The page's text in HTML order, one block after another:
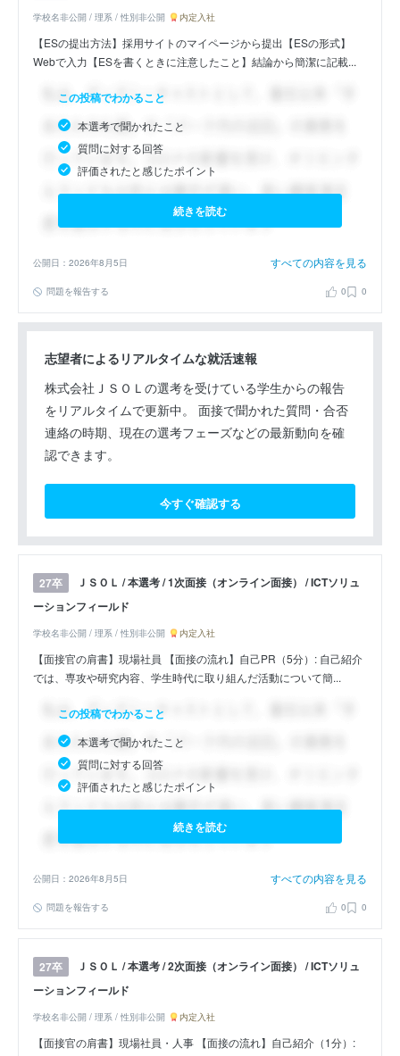
学校名非公開 / 理系 / 性別非公開 内定入社
【ESの提出方法】採用サイトのマイページから提出【ESの形式】
Webで入力【ESを書くときに注意したこと】結論から簡潔に記載...
この投稿でわかること
本選考で聞かれたこと
質問に対する回答
評価されたと感じたポイント
続きを読む
公開日：2026年8月5日 すべての内容を見る
問題を報告する 0 0
志望者によるリアルタイムな就活速報
株式会社ＪＳＯＬの選考を受けている学生からの報告
をリアルタイムで更新中。 面接で聞かれた質問・合否
連絡の時期、現在の選考フェーズなどの最新動向を確
認できます。
今すぐ確認する
27卒
ＪＳＯＬ / 本選考 / 1次面接（オンライン面接） / ICTソリュ
ーションフィールド
学校名非公開 / 理系 / 性別非公開 内定入社
【面接官の肩書】現場社員 【面接の流れ】自己PR（5分）: 自己紹介
では、専攻や研究内容、学生時代に取り組んだ活動について簡...
この投稿でわかること
本選考で聞かれたこと
質問に対する回答
評価されたと感じたポイント
続きを読む
公開日：2026年8月5日 すべての内容を見る
問題を報告する 0 0
27卒
ＪＳＯＬ / 本選考 / 2次面接（オンライン面接） / ICTソリュ
ーションフィールド
学校名非公開 / 理系 / 性別非公開 内定入社
【面接官の肩書】現場社員・人事 【面接の流れ】自己紹介（1分）: